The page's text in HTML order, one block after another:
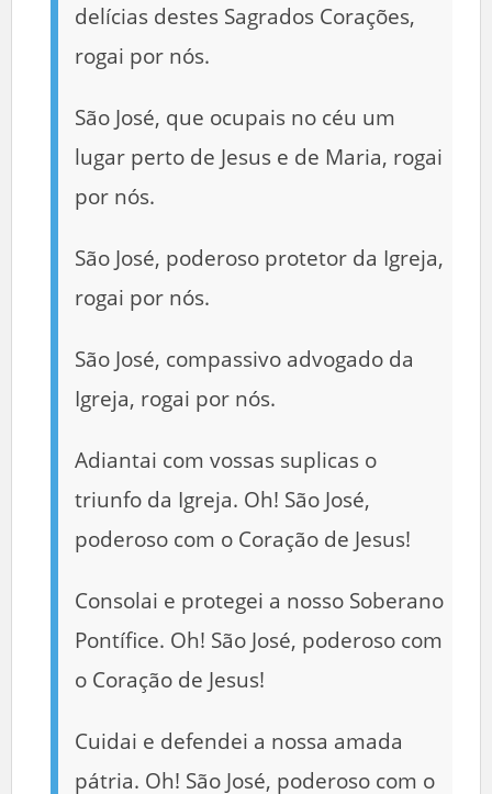
delícias destes Sagrados Corações,
rogai por nós.
São José, que ocupais no céu um
lugar perto de Jesus e de Maria, rogai
por nós.
São José, poderoso protetor da Igreja,
rogai por nós.
São José, compassivo advogado da
Igreja, rogai por nós.
Adiantai com vossas suplicas o
triunfo da Igreja. Oh! São José,
poderoso com o Coração de Jesus!
Consolai e protegei a nosso Soberano
Pontífice. Oh! São José, poderoso com
o Coração de Jesus!
Cuidai e defendei a nossa amada
pátria. Oh! São José, poderoso com o